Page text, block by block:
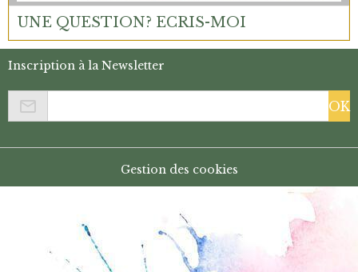
UNE QUESTION? ECRIS-MOI
Inscription à la Newsletter
OK
Gestion des cookies